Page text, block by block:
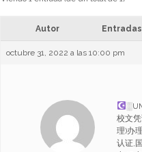
Autor Entradas
octubre 31, 2022 a las 10:00 pm
校文
理)办
认证,